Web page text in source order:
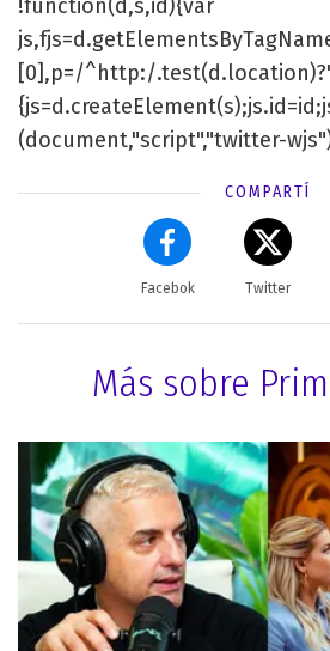
!function(d,s,id){var
[0],p=/^http:/
(document,"script","twitter-
COMPARTÍ
Facebok Twitter
Más sobre